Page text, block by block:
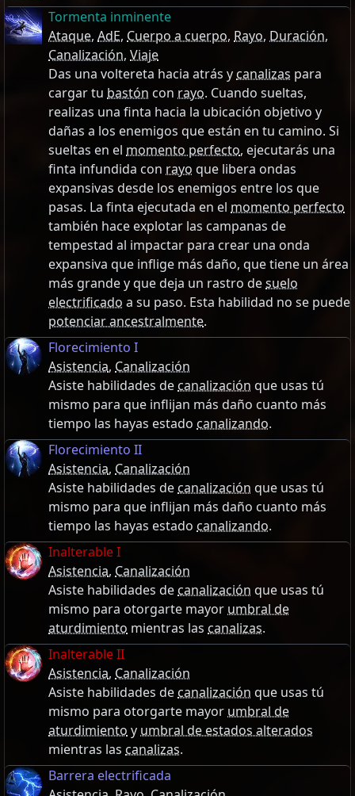
Tormenta inminente
Ataque, AdE, Cuerpo a cuerpo, Rayo, Duración,
Canalización, Viaje
Das una voltereta hacia atrás ycanalizas para
cargar tu bastón con rayo. Cuando sueltas,
realizas una finta hacia la ubicación objetivo y
dañas a los enemigos que están en tu camino. Si
sueltas en el momento perfecto, ejecutarás una
finta infundida con rayo que libera ondas
expansivas desde los enemigos entre los que
pasas. La finta ejecutada en el momento perfecto
también hace explotar las campanas de
tempestad al impactar para crear una onda
expansiva que inflige más daño, que tiene un área
más grande y que deja un rastro desuelo
electrificado a su paso. Esta habilidad no se puede
potenciar ancestralmente.
Florecimiento I
Asistencia, Canalización
Asiste habilidades de canalización que usas tú
mismo para que inflijan más daño cuanto más
tiempo las hayas estado canalizando.
Florecimiento II
Asistencia, Canalización
Asiste habilidades decanalización que usas tú
mismo para que inflijan más daño cuanto más
tiempo las hayas estado canalizando.
Inalterable I
Asistencia, Canalización
Asiste habilidades decanalización que usas tú
mismo para otorgarte mayor umbral de
aturdimiento mientras las canalizas.
Inalterable II
Asistencia, Canalización
Asiste habilidades decanalización que usas tú
mismo para otorgarte mayor umbral de
aturdimiento y umbral de estados alterados
mientras las canalizas.
Barrera electrificada